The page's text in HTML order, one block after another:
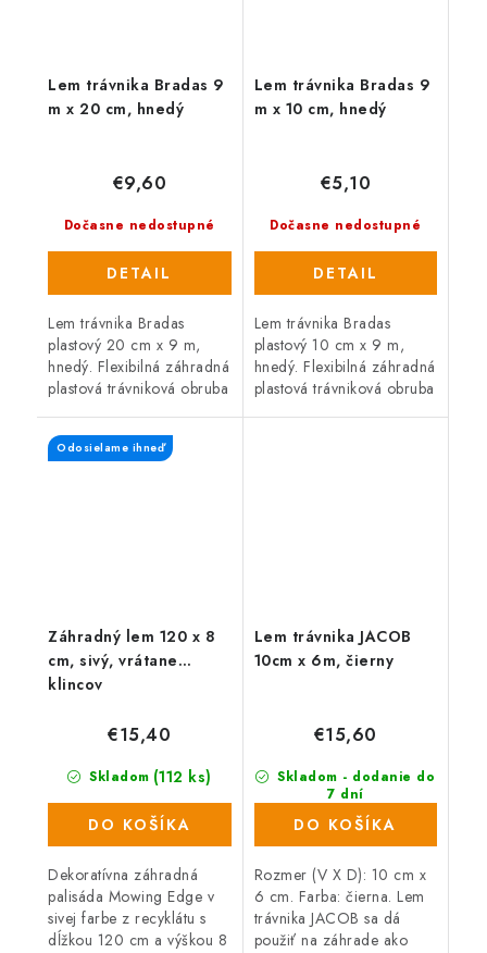
Lem trávnika Bradas 9
m x 20 cm, hnedý
Dočasne nedostupné
€9,60
DETAIL
Lem trávnika Bradas
plastový 20 cm x 9 m,
hnedý. Flexibilná záhradná
plastová trávniková obruba
lemovanie trávnikových
okrajov a záhonov.
Lem trávnika Bradas 9
m x 10 cm, hnedý
Dočasne nedostupné
€5,10
DETAIL
Lem trávnika Bradas
plastový 10 cm x 9 m,
hnedý. Flexibilná záhradná
plastová trávniková obruba
Záhradný lem 120 x 8
cm, sivý, vrátane
klincov
Odosielame ihneď
Skladom (112 ks)
€15,40
DO KOŠÍKA
Dekoratívna záhradná
palisáda Mowing Edge v
sivej farbe z recyklátu s
dĺžkou 120 cm a výškou 8
Lem trávnika JACOB
10cm x 6m, čierny
Skladom - dodanie do
7 dní
(>1000 ks)
€15,60
DO KOŠÍKA
Rozmer (V X D): 10 cm x
6 cm. Farba: čierna. Lem
trávnika JACOB sa dá
použiť na záhrade ako